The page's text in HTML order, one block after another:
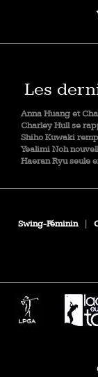
Les
Anna Huang et
Charley Hull se
Shiho Kuwaki
Yealimi Noh
Haeran Ryu seule
Swing-Féminin